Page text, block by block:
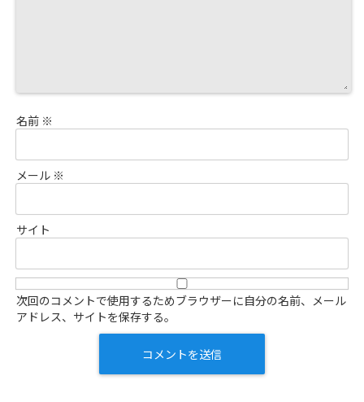
名前 ※
メール ※
サイト
次回のコメントで使用するためブラウザーに自分の名前、メール
アドレス、サイトを保存する。